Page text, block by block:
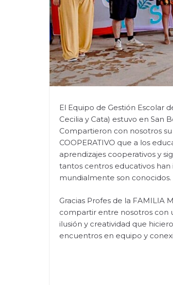
El Equipo de Gestión Escolar
Cecilia y Cata) estuvo en San
Compartieron con nosotros
COOPERATIVO que a los
aprendizajes cooperativos y
tantos centros educativos
mundialmente son conocidos.
Gracias Profes de la FAMILIA
compartir entre nosotros con
ilusión y creatividad que
encuentros en equipo y